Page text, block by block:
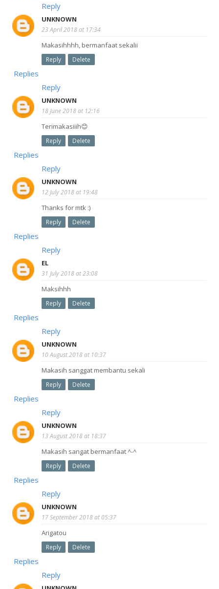
Reply
UNKNOWN
23 April 2018 at 17:34
Makasihhhh, bermanfaat sekalii
Reply Delete
Replies
Reply
UNKNOWN
18 June 2018 at 12:16
Terimakasiiih😊
Reply Delete
Replies
Reply
UNKNOWN
12 July 2018 at 19:48
Thanks for mtk :)
Reply Delete
Replies
Reply
EL
31 July 2018 at 23:08
Maksihhh
Reply Delete
Replies
Reply
UNKNOWN
10 August 2018 at 10:37
Makasih sanggat membantu sekali
Reply Delete
Replies
Reply
UNKNOWN
13 August 2018 at 18:37
Makasih sangat bermanfaat ^-^
Reply Delete
Replies
Reply
UNKNOWN
17 September 2018 at 05:37
Arigatou
Reply Delete
Replies
Reply